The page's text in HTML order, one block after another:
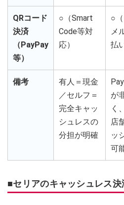
QRコード
決済
（PayPay
等）
○（Smart
Code等対
応）
○
メ
払
備考
有人＝現金
／セルフ＝
完全キャッ
シュレスの
分担が明確
が
く
店
ッ
可
■セリアのキャッシュレス